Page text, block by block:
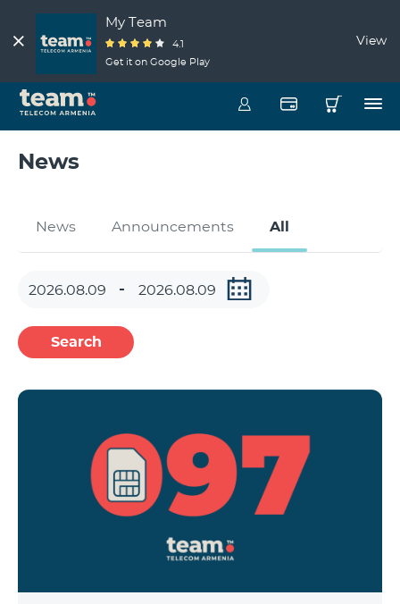
My Team
4.1
Get it on Google Play
View
News
News Announcements All
Search